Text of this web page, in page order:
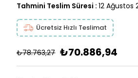
Tahmini Teslim Süresi : 12 Ağustos
Ücretsiz Hızlı Teslimat
₺78.763,27 ₺70.886,94